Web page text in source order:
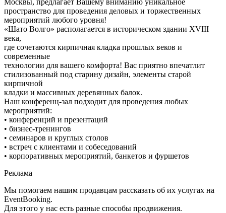
пространство для проведения деловых и торжественных
мероприятий любого уровня!
«Шато Волго» располагается в историческом здании XVIII
века,
где сочетаются кирпичная кладка прошлых веков и
современные
технологии для вашего комфорта! Вас приятно впечатлит
стилизованный под старину дизайн, элементы старой
кирпичной
кладки и массивных деревянных балок.
Наш конференц-зал подходит для проведения любых
мероприятий:
• конференций и презентаций
• бизнес-тренингов
• семинаров и круглых столов
• встреч с клиентами и собеседований
• корпоративных мероприятий, банкетов и фуршетов
Реклама
Мы помогаем нашим продавцам рассказать об их услугах на
EventBooking.
Для этого у нас есть разные способы продвижения.